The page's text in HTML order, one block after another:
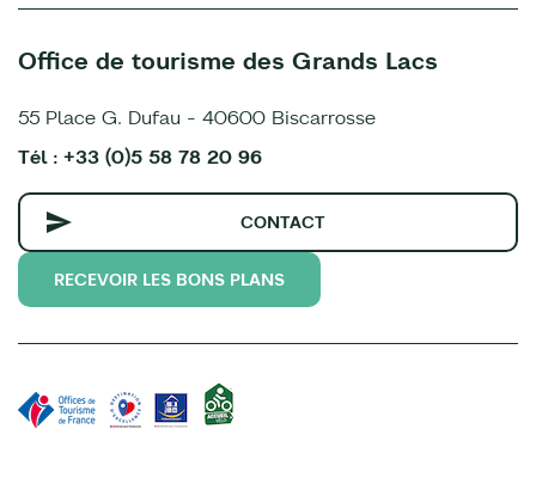
Office de tourisme des Grands Lacs
55 Place G. Dufau - 40600 Biscarrosse
Tél : +33 (0)5 58 78 20 96
CONTACT
RECEVOIR LES BONS PLANS